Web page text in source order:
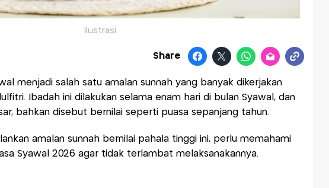
Ilustrasi.
Share
menjadi salah satu amalan sunnah yang banyak dikerjakan
Ibadah ini dilakukan selama enam hari di bulan Syawal, dan
bahkan disebut bernilai seperti puasa sepanjang tahun.
amalan sunnah bernilai pahala tinggi ini, perlu memahami
Syawal 2026 agar tidak terlambat melaksanakannya.